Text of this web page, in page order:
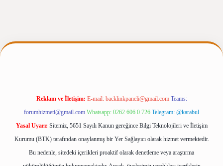
Reklam ve İletişim: E-mail: backlinkpaneli@gmail.com Teams:
forumhizmeti@gmail.com Whatsapp: 0262 606 0 726 Telegram: @karabul
Yasal Uyarı: Sitemiz, 5651 Sayılı Kanun gereğince Bilgi Teknolojileri ve İletişim
Kurumu (BTK) tarafından onaylanmış bir Yer Sağlayıcı olarak hizmet vermektedir.
Bu nedenle, sitedeki içerikleri proaktif olarak denetleme veya araştırma